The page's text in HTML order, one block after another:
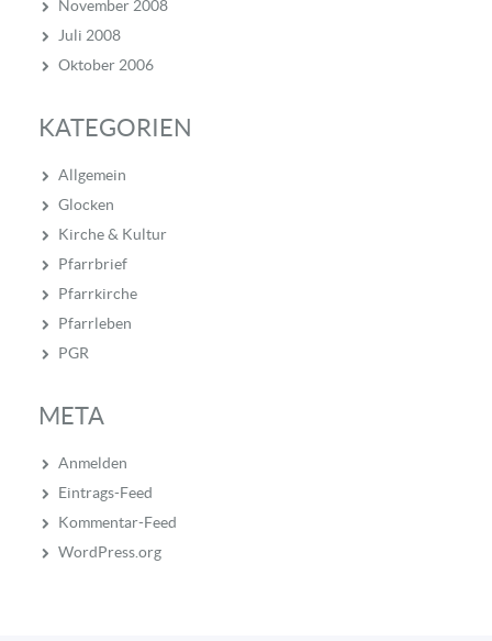
November 2008
Juli 2008
Oktober 2006
KATEGORIEN
Allgemein
Glocken
Kirche & Kultur
Pfarrbrief
Pfarrkirche
Pfarrleben
PGR
META
Anmelden
Eintrags-Feed
Kommentar-Feed
WordPress.org